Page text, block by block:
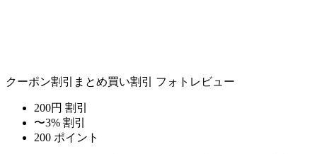
クーポン割引 まとめ買い割引 フォトレビュー
200円 割引
〜3% 割引
200 ポイント